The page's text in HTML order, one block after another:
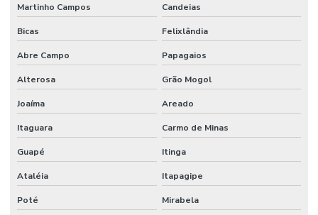
Martinho Campos Candeias
Bicas Felixlândia
Abre Campo Papagaios
Alterosa Grão Mogol
Joaíma Areado
Itaguara Carmo de Minas
Guapé Itinga
Ataléia Itapagipe
Poté Mirabela